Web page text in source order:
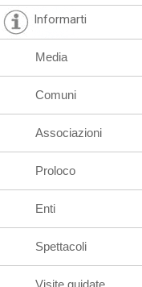
Informarti
Media
Comuni
Associazioni
Proloco
Enti
Spettacoli
Visite guidate